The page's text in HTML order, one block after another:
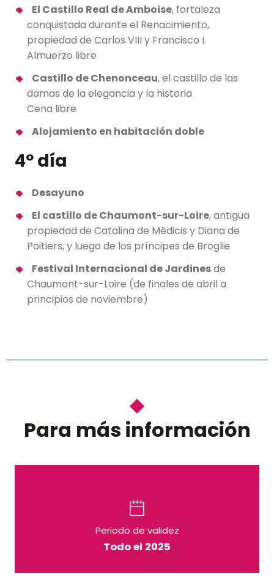
El Castillo Real de Amboise, fortaleza
conquistada durante el Renacimiento,
propiedad de Carlos VIII y Francisco I.
Almuerzo libre
Castillo de Chenonceau, el castillo de las
damas de la elegancia y la historia
Cena libre
Alojamiento en habitación doble
4º día
Desayuno
El castillo de Chaumont-sur-Loire, antigua
propiedad de Catalina de Médicis y Diana de
Poitiers, y luego de los príncipes de Broglie
Festival Internacional de Jardinesde
Chaumont-sur-Loire (de finales de abril a
principios de noviembre)
Para más información
Periodo de validez
Todo el 2025